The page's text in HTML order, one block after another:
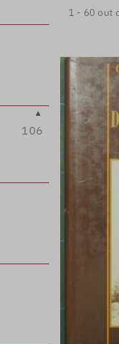
106
1 - 60 out